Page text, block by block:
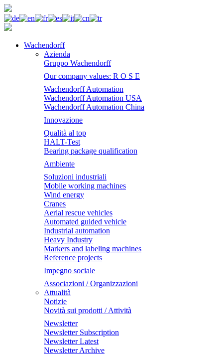
Wachendorff
Azienda
Gruppo Wachendorff
Our company values: R O S E
Wachendorff Automation
Wachendorff Automation USA
Wachendorff Automation China
Innovazione
Qualità al top
HALT-Test
Bearing package qualification
Ambiente
Soluzioni industriali
Mobile working machines
Wind energy
Cranes
Aerial rescue vehicles
Automated guided vehicle
Industrial automation
Heavy Industry
Markers and labeling machines
Reference projects
Impegno sociale
Associazioni / Organizzazioni
Attualità
Notizie
Novità sui prodotti / Attività
Newsletter
Newsletter Subscription
Newsletter Latest
Newsletter Archive